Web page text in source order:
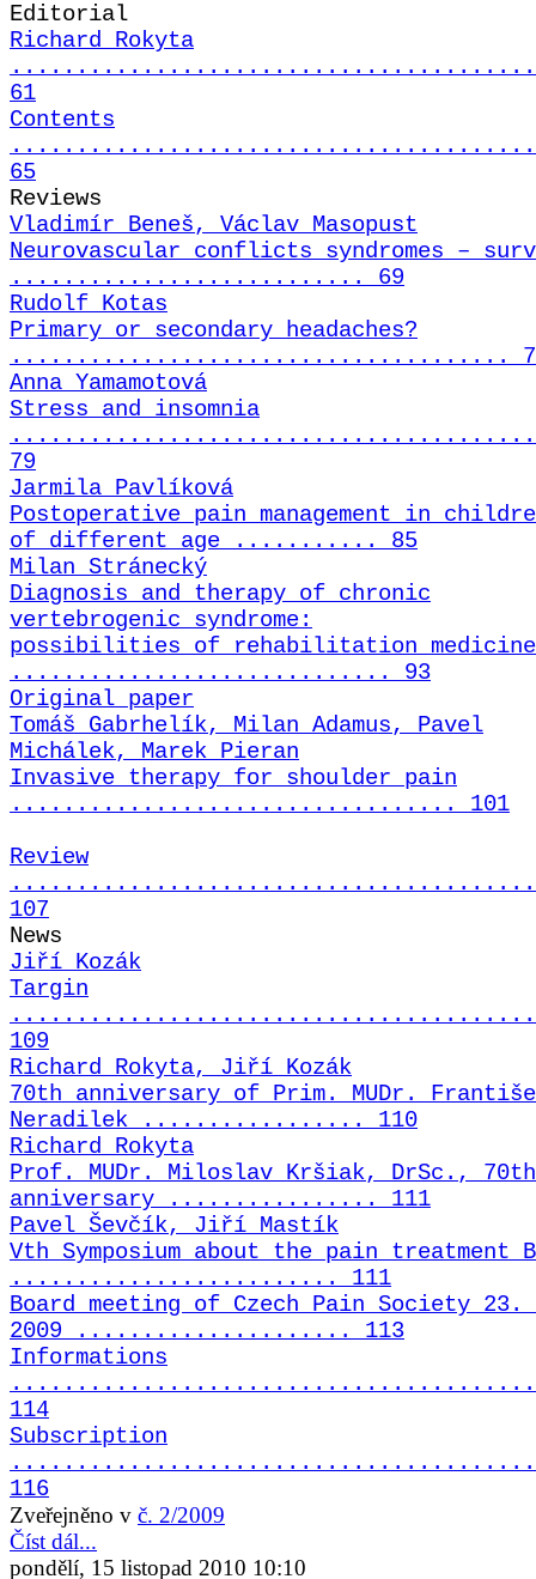
Editorial
Richard Rokyta
61
Contents
65
Reviews
Vladimír Beneš, Václav Masopust
Neurovascular conflicts syndromes –
........................... 69
Rudolf Kotas
Primary or secondary headaches?
......................................
Anna Yamamotová
Stress and insomnia
79
Jarmila Pavlíková
Postoperative pain management in
of different age ........... 85
Milan Stránecký
Diagnosis and therapy of chronic
vertebrogenic syndrome:
possibilities of rehabilitation medicine
............................. 93
Original paper
Tomáš Gabrhelík, Milan Adamus, Pavel
Michálek, Marek Pieran
Invasive therapy for shoulder pain
.................................. 101
Review
107
News
Jiří Kozák
Targin
109
Richard Rokyta, Jiří Kozák
70th anniversary of Prim. MUDr.
Neradilek ................. 110
Richard Rokyta
Prof. MUDr. Miloslav Kršiak, DrSc., 70th
anniversary ................ 111
Pavel Ševčík, Jiří Mastík
Vth Symposium about the pain treatment
......................... 111
Board meeting of Czech Pain Society 23.
2009 ..................... 113
Informations
114
Subscription
116
Zveřejněno v č. 2/2009
Číst dál...
pondělí, 15 listopad 2010 10:10